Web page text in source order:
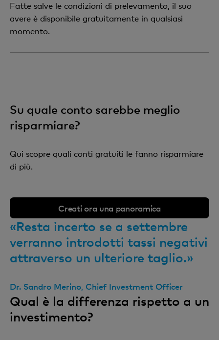
Fatte salve le condizioni di prelevamento, il suo
avere è disponibile gratuitamente in qualsiasi
momento.
Su quale conto sarebbe meglio
risparmiare?
Qui scopre quali conti gratuiti le fanno risparmiare
di più.
Creati ora una panoramica
«Resta incerto se a settembre
verranno introdotti tassi negativi
attraverso un ulteriore taglio.»
Dr. Sandro Merino, Chief Investment Officer
Qual è la differenza rispetto a un
investimento?